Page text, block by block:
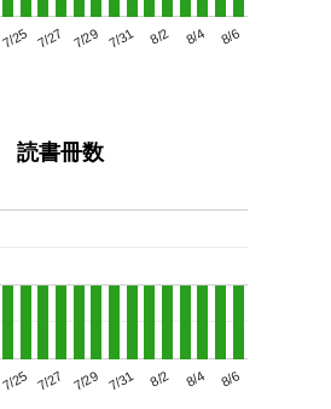
7/25 7/27 7/29 7/31 8/2 8/4 8/6
読書冊数
7/25 7/27 7/29 7/31 8/2 8/4 8/6